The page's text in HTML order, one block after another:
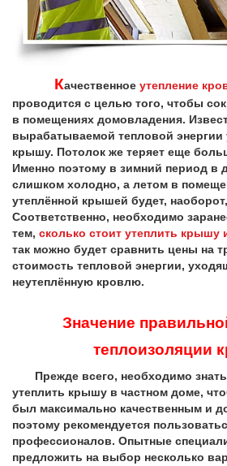
Качественное утепление
проводится с целью того, чтобы
в помещениях домовладения.
вырабатываемой тепловой энергии
крышу. Потолок же теряет еще
Именно поэтому в зимний период в
слишком холодно, а летом в
утеплённой крышей будет,
Соответственно, необходимо
тем, сколько стоит утеплить крышу
так можно будет сравнить цены на
стоимость тепловой энергии,
неутеплённую кровлю.
Значение
теплоизоляции
Прежде всего, необходимо
утеплить крышу в частном доме,
был максимально качественным и
поэтому рекомендуется
профессионалов. Опытные
предложить на выбор несколько